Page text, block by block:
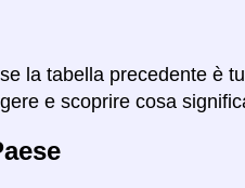
la tabella precedente è
e scoprire cosa